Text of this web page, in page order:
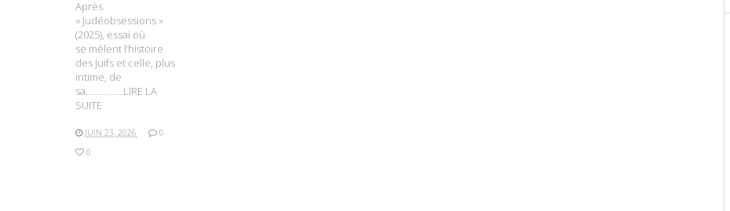
Après
« Judéobsessions »
(2025), essai où
se mêlent l’histoire
des Juifs et celle, plus
intime, de
sa…………….LIRE LA
SUITE
JUIN 23, 2026
0
0